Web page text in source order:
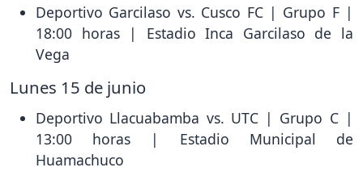
Deportivo Garcilaso vs. Cusco FC | Grupo F |
18:00 horas | Estadio Inca Garcilaso de la
Vega
Lunes 15 de junio
Deportivo Llacuabamba vs. UTC | Grupo C |
13:00 horas | Estadio Municipal de
Huamachuco